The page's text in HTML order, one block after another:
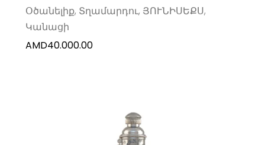
Օծանելիք, Տղամարդու, ՅՈՒՆԻՍԵՔՍ,
Կանացի
AMD40.000.00